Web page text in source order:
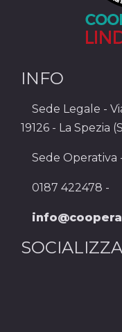
INFO
Sede Legale -
19126 - La Spezia
Sede Operativa
0187 422478 -
SOCIALIZZA